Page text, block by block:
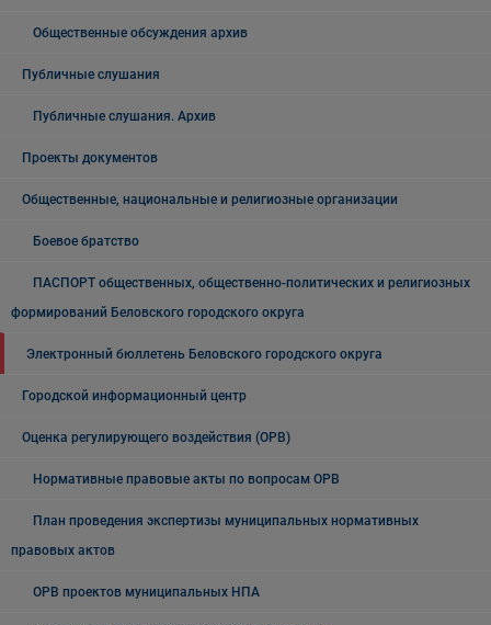
Общественные обсуждения архив
Публичные слушания
Публичные слушания. Архив
Проекты документов
Общественные, национальные и религиозные организации
Боевое братство
ПАСПОРТ общественных, общественно-политических и религиозных
формирований Беловского городского округа
Электронный бюллетень Беловского городского округа
Городской информационный центр
Оценка регулирующего воздействия (ОРВ)
Нормативные правовые акты по вопросам ОРВ
План проведения экспертизы муниципальных нормативных
правовых актов
ОРВ проектов муниципальных НПА